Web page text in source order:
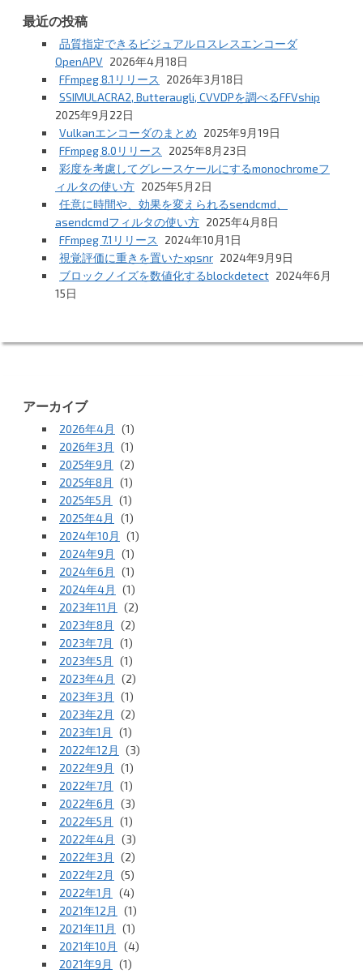
最近の投稿
品質指定できるビジュアルロスレスエンコーダ
OpenAPV 2026年4月18日
FFmpeg 8.1リリース
2026年3月18日
SSIMULACRA2, Butteraugli, CVVDPを調べるFFVship
2025年9月22日
Vulkanエンコーダのまとめ 2025年9月19日
FFmpeg 8.0リリース
2025年8月23日
彩度を考慮してグレースケールにするmonochromeフ
ィルタの使い方 2025年5月2日
任意に時間や、効果を変えられるsendcmd、
asendcmdフィルタの使い方 2025年4月8日
FFmpeg 7.1リリース
2024年10月1日
視覚評価に重きを置いたxpsnr 2024年9月9日
ブロックノイズを数値化するblockdetect 2024年6月
15日
アーカイブ
2026年4月
(1)
2026年3月
(1)
2025年9月
(2)
2025年8月
(1)
2025年5月
(1)
2025年4月
(1)
2024年10月
(1)
2024年9月
(1)
2024年6月
(1)
2024年4月
(1)
2023年11月
(2)
2023年8月
(2)
2023年7月
(1)
2023年5月
(1)
2023年4月
(2)
2023年3月
(1)
2023年2月
(2)
2023年1月
(1)
2022年12月
(3)
2022年9月
(1)
2022年7月
(1)
2022年6月
(3)
2022年5月
(1)
2022年4月
(3)
2022年3月
(2)
2022年2月
(5)
2022年1月
(4)
2021年12月
(1)
2021年11月
(1)
2021年10月
(4)
2021年9月
(1)